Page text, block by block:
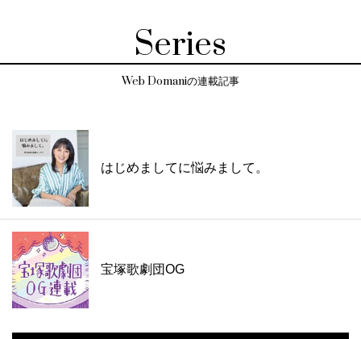
Series
Web Domaniの連載記事
はじめましてに悩みまして。
宝塚歌劇団OG